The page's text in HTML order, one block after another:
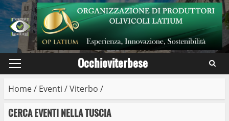
Skip
to
content
Primary
Occhioviterbese
Home/ Eventi /Viterbo /
CERCA EVENTI NELLA TUSCIA